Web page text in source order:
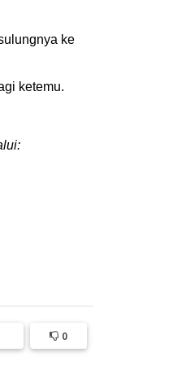
ke
ketemu.
0